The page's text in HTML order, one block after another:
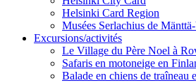
Helsinki Card Region
Musées Serlachius de
Excursions/activités
Le Village du Père Noel à
Safaris en motoneige en
Balade en chiens de traîneau